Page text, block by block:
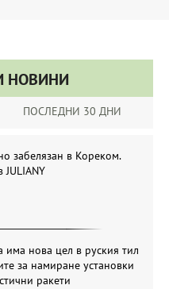
НОВИНИ
ПОСЛЕДНИ 30 ДНИ
забелязан в Кореком.
JULIANY
има нова цел в руския тил
за намиране установки
ракети